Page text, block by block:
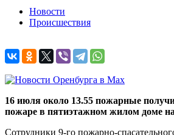
Новости
Происшествия
16 июля около 13.55 пожарные
пожаре в пятиэтажном жилом доме
Сотрудники 9-го пожарно-